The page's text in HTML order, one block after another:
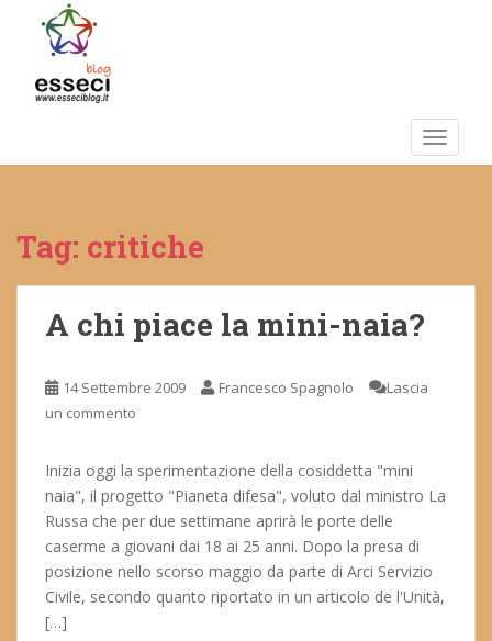
m
Tag: critiche
A chi piace la mini-naia?
14 Settembre 2009 Francesco Spagnolo
Lascia
un commento
Inizia oggi la sperimentazione della cosiddetta "mini
naia", il progetto "Pianeta difesa", voluto dal ministro La
Russa che per due settimane aprirà le porte delle
caserme a giovani dai 18 ai 25 anni. Dopo la presa di
posizione nello scorso maggio da parte di Arci Servizio
Civile, secondo quanto riportato in un articolo de l'Unità,
[…]